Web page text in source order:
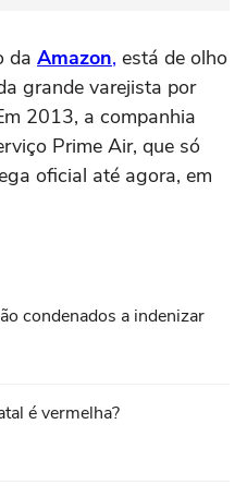
da Amazon, está de olho
grande varejista por
2013, a companhia
Prime Air, que só
oficial até agora, em
condenados a indenizar
é vermelha?